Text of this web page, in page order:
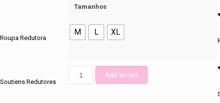
Roupa Redutora
Soutiens Redutores
Tamanhos
M L XL
Add to cart